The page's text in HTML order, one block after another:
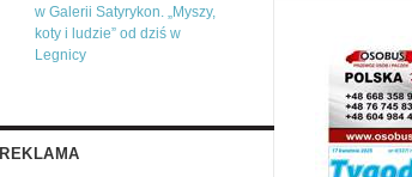
w Galerii Satyrykon. „Myszy,
koty i ludzie” od dziś w
Legnicy
REKLAMA